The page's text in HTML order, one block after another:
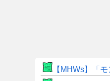
【MHWs】「